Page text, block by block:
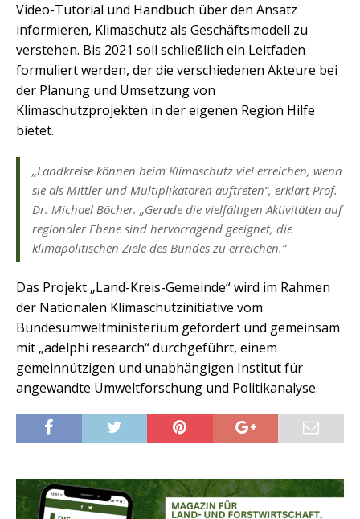
Video-Tutorial und Handbuch über den Ansatz
informieren, Klimaschutz als Geschäftsmodell zu
verstehen. Bis 2021 soll schließlich ein Leitfaden
formuliert werden, der die verschiedenen Akteure bei
der Planung und Umsetzung von
Klimaschutzprojekten in der eigenen Region Hilfe
bietet.
„Landkreise können beim Klimaschutz viel erreichen, wenn
sie als Mittler und Multiplikatoren auftreten“, erklärt Prof.
Dr. Michael Böcher. „Gerade die vielfältigen Aktivitäten auf
regionaler Ebene sind hervorragend geeignet, die
klimapolitischen Ziele des Bundes zu erreichen.“
Das Projekt „Land-Kreis-Gemeinde“ wird im Rahmen
der Nationalen Klimaschutzinitiative vom
Bundesumweltministerium gefördert und gemeinsam
mit „adelphi research“ durchgeführt, einem
gemeinnützigen und unabhängigen Institut für
angewandte Umweltforschung und Politikanalyse.